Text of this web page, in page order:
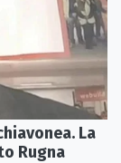
La
Rugna